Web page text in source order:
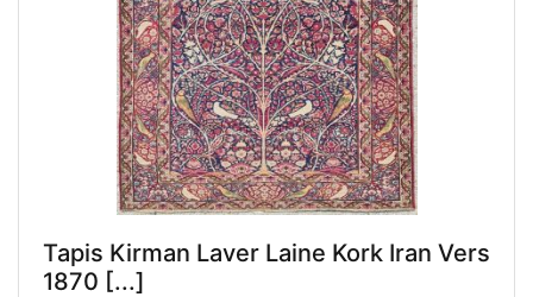
Tapis Kirman Laver Laine Kork Iran Vers
1870 [...]